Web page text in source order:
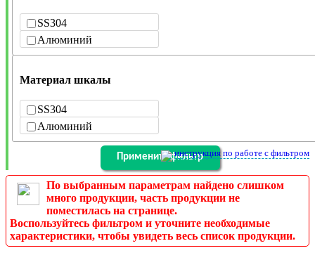
SS304
Алюминий
Материал шкалы
SS304
Алюминий
инструкция по работе с фильтром
По выбранным параметрам найдено слишком
много продукции, часть продукции не
поместилась на странице.
Воспользуйтесь фильтром и уточните необходимые
характеристики, чтобы увидеть весь список продукции.